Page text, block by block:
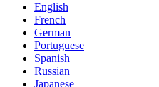
English
French
German
Portuguese
Spanish
Russian
Japanese